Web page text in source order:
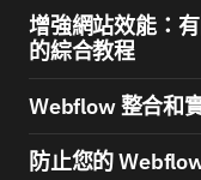
增強網站效能：
的綜合教程
Webflow 整合和
防止您的